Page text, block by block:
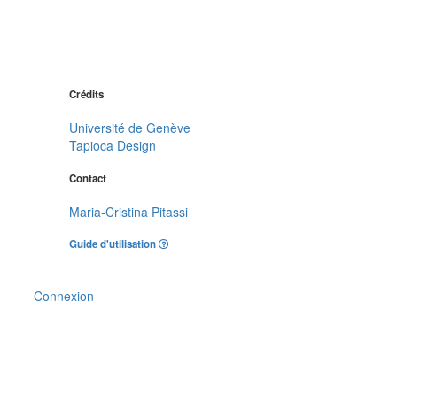
Crédits
Université de Genève
Tapioca Design
Contact
Maria-Cristina Pitassi
Guide d'utilisation
Connexion